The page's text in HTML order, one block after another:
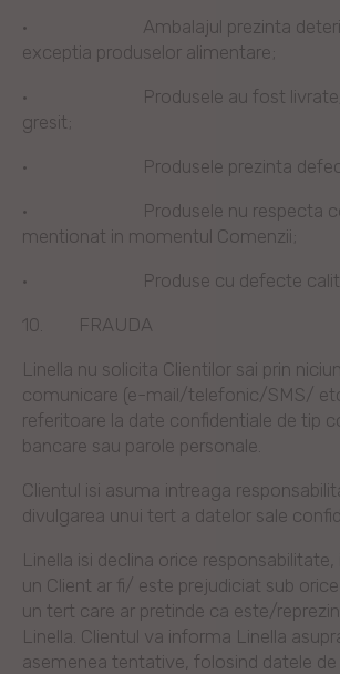
· Ambalajul prezinta
exceptia produselor alimentare;
· Produsele au fost
gresit;
· Produsele prezinta
· Produsele nu respecta
mentionat in momentul Comenzii;
· Produse cu defecte
10. FRAUDA
Linella nu solicita Clientilor sai prin
comunicare (e-mail/telefonic/SMS/
referitoare la date confidentiale de tip
bancare sau parole personale.
Clientul isi asuma intreaga
divulgarea unui tert a datelor sale
Linella isi declina orice
un Client ar fi/ este prejudiciat sub
un tert care ar pretinde ca este/
Linella. Clientul va informa Linella
asemenea tentative, folosind datele